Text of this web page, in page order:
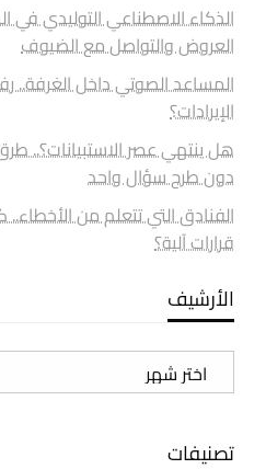
الذكاء الاصطناعي التوليدي في
العروض والتواصل مع الضيوف
المساعد الصوتي داخل الغرفة..
الإيرادات؟
هل ينتهي عصر الاستبيانات؟..
دون طرح سؤال واحد
الفنادق التي تتعلم من
قرارات آلية؟
الأرشيف
الأرشيف
تصنيفات